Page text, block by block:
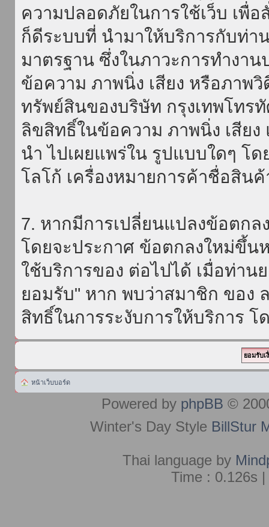
ความปลอดภัยในการใช้เว็บ เพื่
ก็ดีระบบที่ นำมาให้บริการกับท่
มาตรฐาน ซึ่งในภาวะการทำงา
ข้อความ ภาพนิ่ง เสียง หรือภาพ
ทรัพย์สินของบริษัท กรุงเทพโทร
ลิขสิทธิ์ในข้อความ ภาพนิ่ง เสีย
นำ ไปเผยแพร่ใน รูปแบบใดๆ โ
โลโก้ เครื่องหมายการค้าชื่อสิน
7. หากมีการเปลี่ยนแปลงข้อตกล
โดยจะประกาศ ข้อตกลงใหม่ขึ้น
ใช้บริการของ ต่อไปได้ เมื่อท่า
ยอมรับ" หาก พบว่าสมาชิก ของ
สิทธิ์ในการระงับการให้บริการ
หน้าเว็บบอร์ด
Powered by phpBB ©
Winter's Day Style BillStur
Thai language by
Time : 0.126s